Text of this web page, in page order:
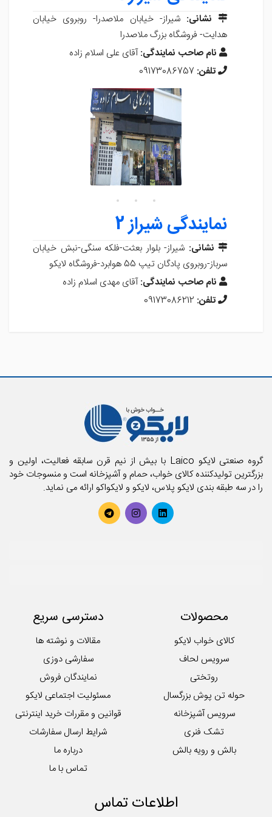
نشانی:شیراز- خیابان ملاصدرا- روبروی خیابان
هدایت- فروشگاه بزرگ ملاصدرا
نام صاحب نمایندگی:آقای علی اسلام زاده
تلفن: 09173086757
نمایندگی شیراز 2
نشانی: شیراز- بلوار بعثت-فلکه سنگی-نبش خیابان
سرباز-روبروی پادگان تیپ 55 هوابرد-فروشگاه لایکو
نام صاحب نمایندگی:آقای مهدی اسلام زاده
تلفن: 09173086212
گروه صنعتی لایکو Laico با بیش از نیم قرن سابقه فعالیت، اولین و
بزرگترین تولیدکننده کالای خواب، حمام و آشپزخانه است و منسوجات خود
را در سه طبقه بندی لایکو پلاس، لایکو و لایکواکو ارائه می نماید.
محصولات
کالای خواب لایکو
سرویس لحاف
روتختی
حوله تن پوش بزرگسال
سرویس آشپزخانه
تشک فنری
بالش و رویه بالش
دسترسی سریع
مقالات و نوشته ها
سفارشی دوزی
نمایندگان فروش
مسئولیت اجتماعی لایکو
قوانین و مقررات خرید اینترنتی
شرایط ارسال سفارشات
درباره ما
تماس با ما
اطلاعات تماس